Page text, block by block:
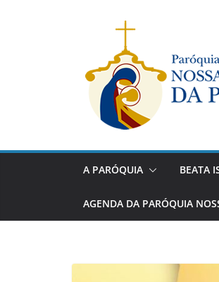
A PARÓQUIA BEATA
AGENDA DA PARÓQUIA